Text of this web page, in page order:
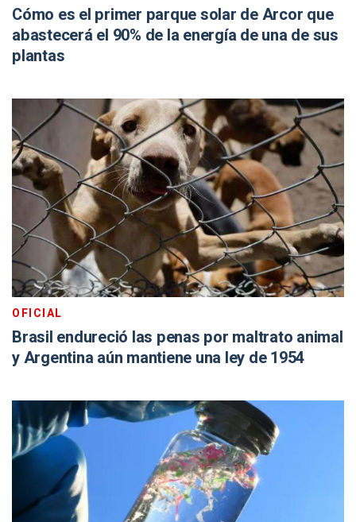
Cómo es el primer parque solar de Arcor que
abastecerá el 90% de la energía de una de sus
plantas
OFICIAL
Brasil endureció las penas por maltrato animal
y Argentina aún mantiene una ley de 1954